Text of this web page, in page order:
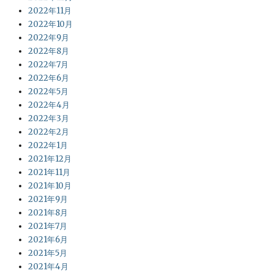
2022年11月
2022年10月
2022年9月
2022年8月
2022年7月
2022年6月
2022年5月
2022年4月
2022年3月
2022年2月
2022年1月
2021年12月
2021年11月
2021年10月
2021年9月
2021年8月
2021年7月
2021年6月
2021年5月
2021年4月